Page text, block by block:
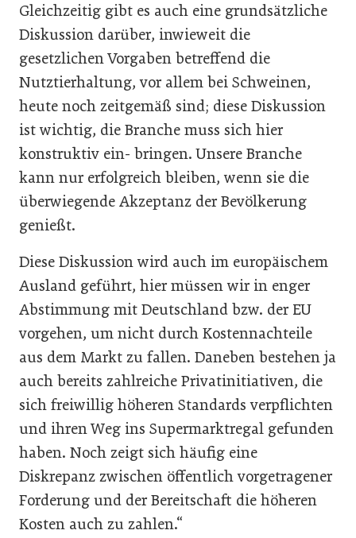
Gleichzeitig gibt es auch eine grundsätzliche
Diskussion darüber, inwieweit die
gesetzlichen Vorgaben betreffend die
Nutztierhaltung, vor allem bei Schweinen,
heute noch zeitgemäß sind; diese Diskussion
ist wichtig, die Branche muss sich hier
konstruktiv ein- bringen. Unsere Branche
kann nur erfolgreich bleiben, wenn sie die
überwiegende Akzeptanz der Bevölkerung
genießt.
Diese Diskussion wird auch im europäischem
Ausland geführt, hier müssen wir in enger
Abstimmung mit Deutschland bzw. der EU
vorgehen, um nicht durch Kostennachteile
aus dem Markt zu fallen. Daneben bestehen ja
auch bereits zahlreiche Privatinitiativen, die
sich freiwillig höheren Standards verpflichten
und ihren Weg ins Supermarktregal gefunden
haben. Noch zeigt sich häufig eine
Diskrepanz zwischen öffentlich vorgetragener
Forderung und der Bereitschaft die höheren
Kosten auch zu zahlen.“